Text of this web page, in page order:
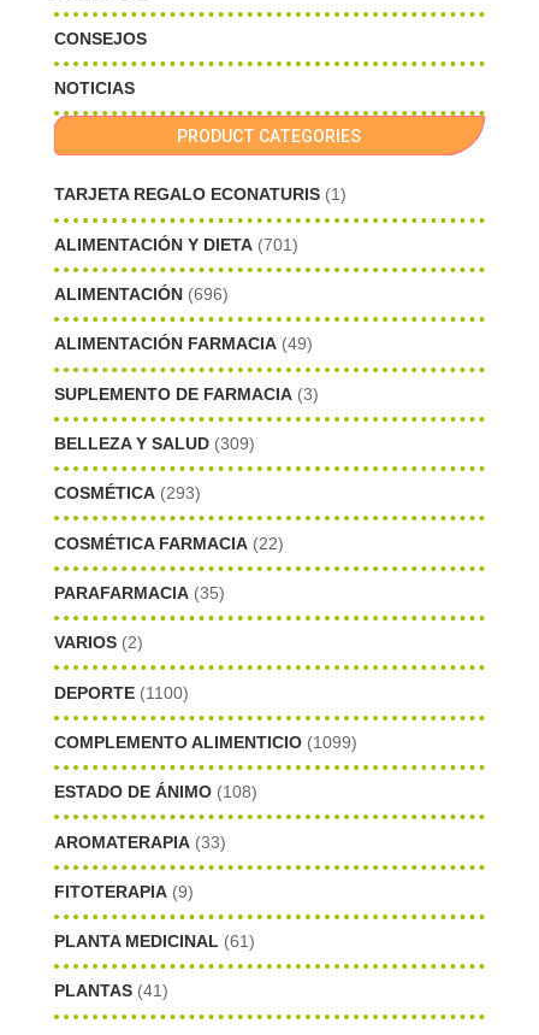
CONSEJOS
NOTICIAS
PRODUCT CATEGORIES
TARJETA REGALO ECONATURIS (1)
ALIMENTACIÓN Y DIETA (701)
ALIMENTACIÓN (696)
ALIMENTACIÓN FARMACIA (49)
SUPLEMENTO DE FARMACIA (3)
BELLEZA Y SALUD (309)
COSMÉTICA (293)
COSMÉTICA FARMACIA (22)
PARAFARMACIA (35)
VARIOS (2)
DEPORTE (1100)
COMPLEMENTO ALIMENTICIO (1099)
ESTADO DE ÁNIMO (108)
AROMATERAPIA (33)
FITOTERAPIA (9)
PLANTA MEDICINAL (61)
PLANTAS (41)